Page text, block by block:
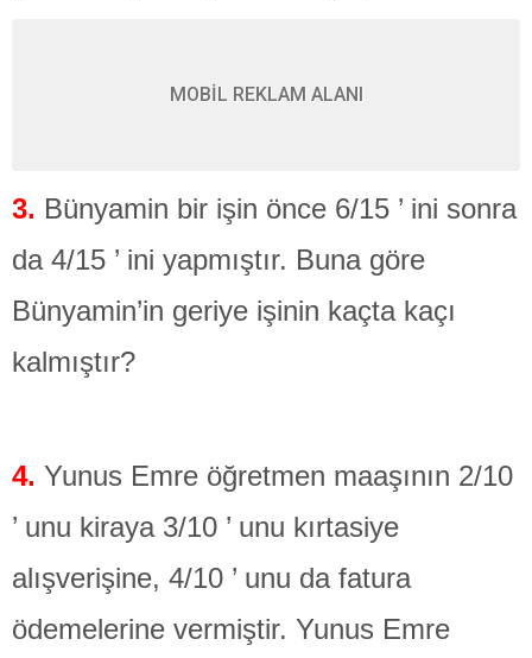
MOBİL REKLAM ALANI
3. Bünyamin bir işin önce 6/15 ’ ini sonra
da 4/15 ’ ini yapmıştır. Buna göre
Bünyamin’in geriye işinin kaçta kaçı
kalmıştır?
4. Yunus Emre öğretmen maaşının 2/10
’ unu kiraya 3/10 ’ unu kırtasiye
alışverişine, 4/10 ’ unu da fatura
ödemelerine vermiştir. Yunus Emre